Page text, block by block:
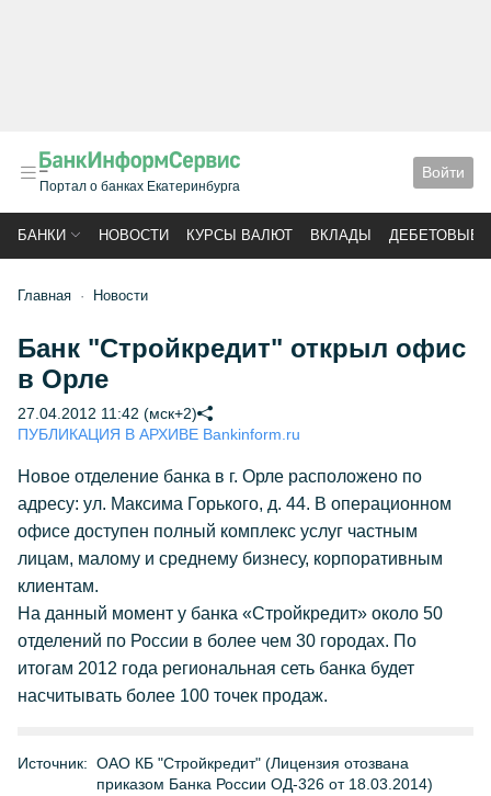
Портал о банках Екатеринбурга
Войти
БАНКИ НОВОСТИ КУРСЫ ВАЛЮТ ВКЛАДЫ ДЕБЕТОВЫЕ
Главная Новости
Банк "Стройкредит" открыл офис
в Орле
27.04.2012 11:42 (мск+2)
ПУБЛИКАЦИЯ В АРХИВЕ Bankinform.ru
Новое отделение банка в г. Орле расположено по
адресу: ул. Максима Горького, д. 44. В операционном
офисе доступен полный комплекс услуг частным
лицам, малому и среднему бизнесу, корпоративным
клиентам.
На данный момент у банка «Стройкредит» около 50
отделений по России в более чем 30 городах. По
итогам 2012 года региональная сеть банка будет
насчитывать более 100 точек продаж.
Источник: ОАО КБ "Стройкредит" (Лицензия отозвана
приказом Банка России ОД-326 от 18.03.2014)